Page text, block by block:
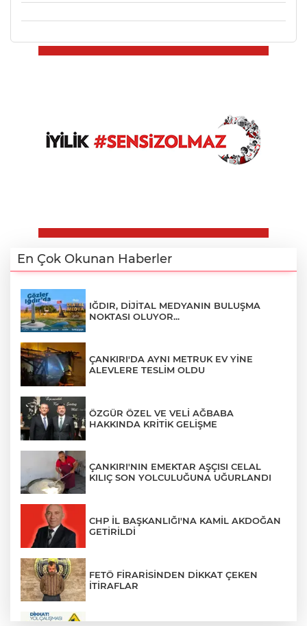
En Çok Okunan Haberler
IĞDIR, DİJİTAL MEDYANIN BULUŞMA
NOKTASI OLUYOR...
ÇANKIRI'DA AYNI METRUK EV YİNE
ALEVLERE TESLİM OLDU
ÖZGÜR ÖZEL VE VELİ AĞBABA
HAKKINDA KRİTİK GELİŞME
ÇANKIRI'NIN EMEKTAR AŞÇISI CELAL
KILIÇ SON YOLCULUĞUNA UĞURLANDI
CHP İL BAŞKANLIĞI'NA KAMİL AKDOĞAN
GETİRİLDİ
FETÖ FİRARİSİNDEN DİKKAT ÇEKEN
İTİRAFLAR